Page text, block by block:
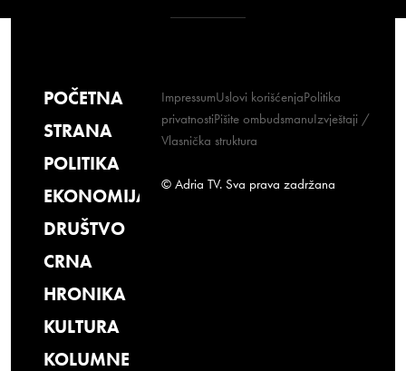
POČETNA
STRANA
POLITIKA
EKONOMIJA
DRUŠTVO
CRNA
HRONIKA
KULTURA
KOLUMNE
ImpressumUslovi korišćenjaPolitika
privatnostiPišite ombudsmanuIzvještaji /
Vlasnička struktura
© Adria TV. Sva prava zadržana